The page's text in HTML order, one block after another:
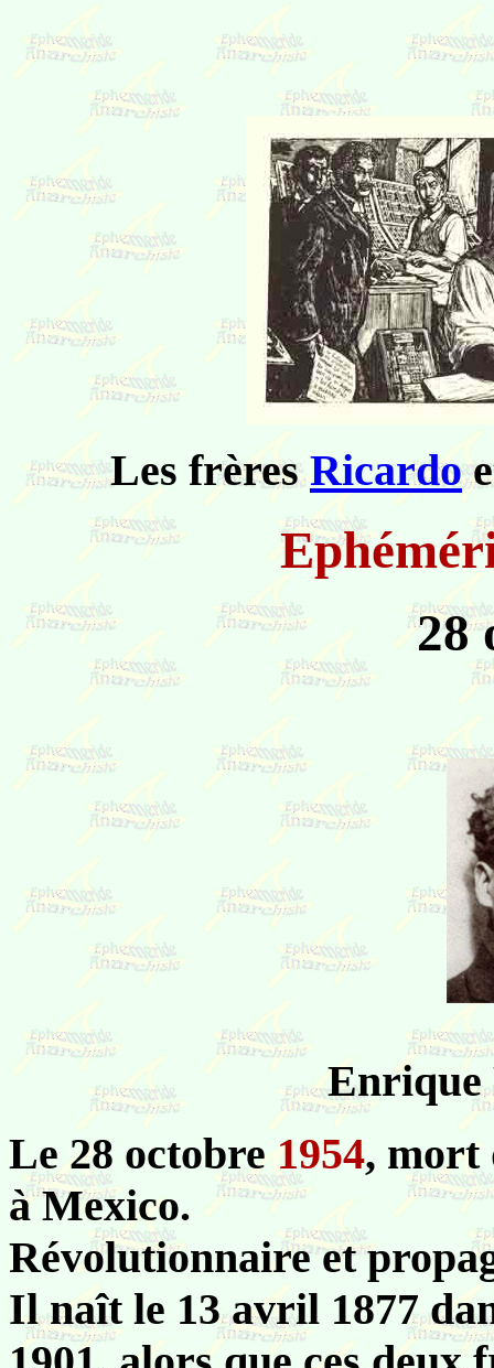
Les frèresRicardo
28
Enrique
Le 28 octobre 1954, mort
à Mexico.
Révolutionnaire et
Il naît le 13 avril 1877